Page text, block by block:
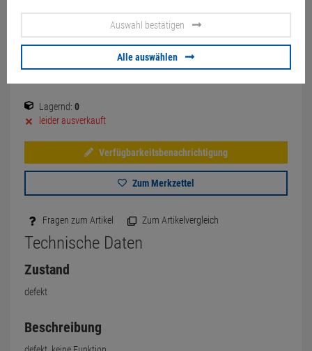
50.00 €
Lagernd: 0
leider ausverkauft
Verfügbarkeitsbenachrichtigung
Zum Merkzettel
Fragen zum Artikel Zum Artikelvergleich
Technische Daten
Zustand
defekt
Beschreibung
Auswahl bestätigen
Alle auswählen